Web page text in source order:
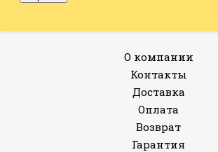
О компании
Контакты
Доставка
Оплата
Возврат
Гарантия